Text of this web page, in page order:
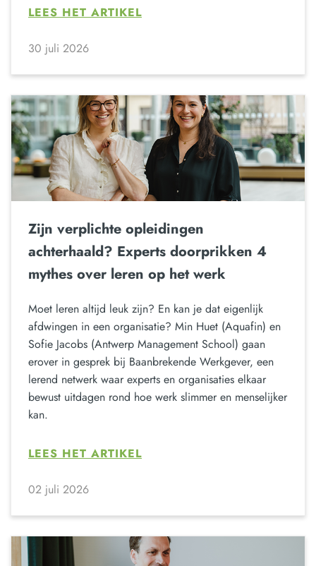
LEES HET ARTIKEL
30 juli 2026
Zijn verplichte opleidingen
achterhaald? Experts doorprikken 4
mythes over leren op het werk
Moet leren altijd leuk zijn? En kan je dat eigenlijk
afdwingen in een organisatie? Min Huet (Aquafin) en
Sofie Jacobs (Antwerp Management School) gaan
erover in gesprek bij Baanbrekende Werkgever, een
lerend netwerk waar experts en organisaties elkaar
bewust uitdagen rond hoe werk slimmer en menselijker
kan.
LEES HET ARTIKEL
02 juli 2026